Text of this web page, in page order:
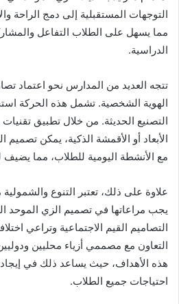
التوجهات المستقبلية إلى دمج الراحة
مما يسهل على الطلاب التفاعل
الدراسية.
تتجه العديد من المدارس نحو اعتماد
الهوية الشخصية. تشمل هذه الحركة
التصنيع الحديثة. من خلال تطبيق تقنيات
الأبعاد أو الأقمشة الذكية، يمكن
مع الأنشطة اليومية للطلاب، مما يضيف
علاوة على ذلك، تعتبر التنوع
يجب مراعاتها في تصميم الزي الموحد
التصاميم القيم الاجتماعية وتراعي
التعاون مع مصممي أزياء محليين
هذه الأهداف، حيث يساعد ذلك في إيجاد
احتياجات جميع الطلاب.